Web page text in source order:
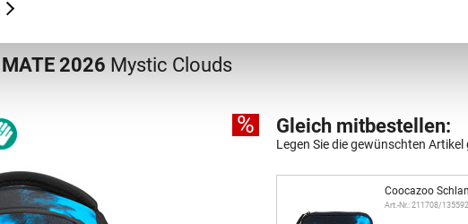
2026 Mystic Clouds
% Gleich mitbestellen:
Legen Sie die gewünschten
Coocazoo
Art.-Nr.: 211708/135592